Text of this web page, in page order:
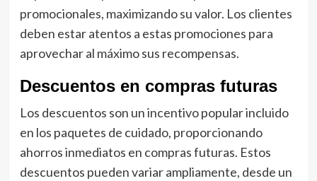
promocionales, maximizando su valor. Los clientes
deben estar atentos a estas promociones para
aprovechar al máximo sus recompensas.
Descuentos en compras futuras
Los descuentos son un incentivo popular incluido
en los paquetes de cuidado, proporcionando
ahorros inmediatos en compras futuras. Estos
descuentos pueden variar ampliamente, desde un